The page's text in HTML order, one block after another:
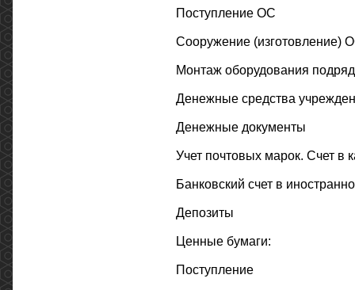
Поступление ОС
Сооружение (изготовление)
Монтаж оборудования
Денежные средства
Денежные документы
Учет почтовых марок. Счет в
Банковский счет в
Депозиты
Ценные бумаги:
Поступление